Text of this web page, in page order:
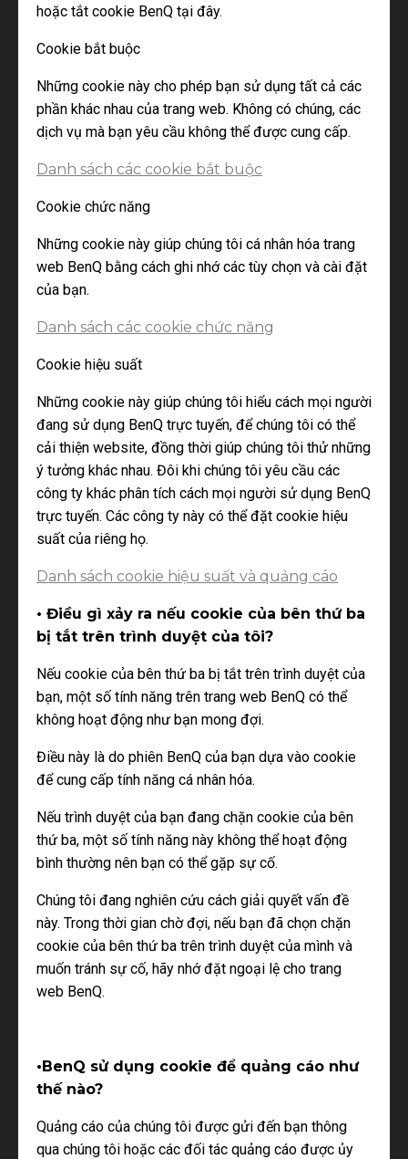
hoặc tắt cookie BenQ tại đây.
Cookie bắt buộc
Những cookie này cho phép bạn sử dụng tất cả các
phần khác nhau của trang web. Không có chúng, các
dịch vụ mà bạn yêu cầu không thể được cung cấp.
Danh sách các cookie bắt buộc
Cookie chức năng
Những cookie này giúp chúng tôi cá nhân hóa trang
web BenQ bằng cách ghi nhớ các tùy chọn và cài đặt
của bạn.
Danh sách các cookie chức năng
Cookie hiệu suất
Những cookie này giúp chúng tôi hiểu cách mọi người
đang sử dụng BenQ trực tuyến, để chúng tôi có thể
cải thiện website, đồng thời giúp chúng tôi thử những
ý tưởng khác nhau. Đôi khi chúng tôi yêu cầu các
công ty khác phân tích cách mọi người sử dụng BenQ
trực tuyến. Các công ty này có thể đặt cookie hiệu
suất của riêng họ.
Danh sách cookie hiệu suất và quảng cáo
• Điều gì xảy ra nếu cookie của bên thứ ba
bị tắt trên trình duyệt của tôi?
Nếu cookie của bên thứ ba bị tắt trên trình duyệt của
bạn, một số tính năng trên trang web BenQ có thể
không hoạt động như bạn mong đợi.
Điều này là do phiên BenQ của bạn dựa vào cookie
để cung cấp tính năng cá nhân hóa.
Nếu trình duyệt của bạn đang chặn cookie của bên
thứ ba, một số tính năng này không thể hoạt động
bình thường nên bạn có thể gặp sự cố.
Chúng tôi đang nghiên cứu cách giải quyết vấn đề
này. Trong thời gian chờ đợi, nếu bạn đã chọn chặn
cookie của bên thứ ba trên trình duyệt của mình và
muốn tránh sự cố, hãy nhớ đặt ngoại lệ cho trang
web BenQ.
•BenQ sử dụng cookie để quảng cáo như
thế nào?
Quảng cáo của chúng tôi được gửi đến bạn thông
qua chúng tôi hoặc các đối tác quảng cáo được ủy